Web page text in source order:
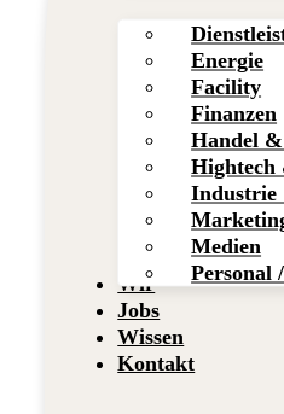
Energie
Facility
Finanzen
Handel
Hightech
Industrie
Medien
Personal
Wir
Jobs
Wissen
Kontakt